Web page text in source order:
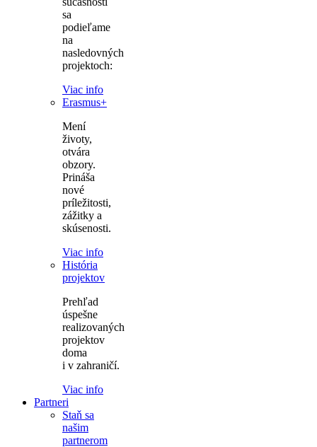
sa
podieľame
na
nasledovných
projektoch:
Viac info
Erasmus+
Mení
životy,
otvára
obzory.
Prináša
nové
príležitosti,
zážitky a
skúsenosti.
Viac info
História
projektov
Prehľad
úspešne
realizovaných
projektov
doma
i v zahraničí.
Viac info
Partneri
Staň sa
našim
partnerom